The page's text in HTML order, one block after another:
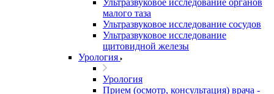
Ультразвуковое исследование органов
малого таза
Ультразвуковое исследование сосудов
Ультразвуковое исследование
щитовидной железы
Урология
Урология
Прием (осмотр, консультация) врача -